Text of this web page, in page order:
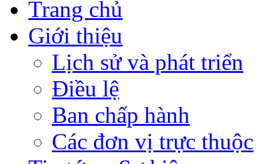
Trang chủ
Giới thiệu
Lịch sử và phát triển
Điều lệ
Ban chấp hành
Các đơn vị trực thuộc